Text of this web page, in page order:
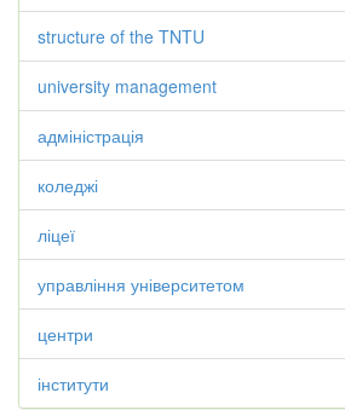
structure of the TNTU
university management
адміністрація
коледжі
ліцеї
управління університетом
центри
інститути